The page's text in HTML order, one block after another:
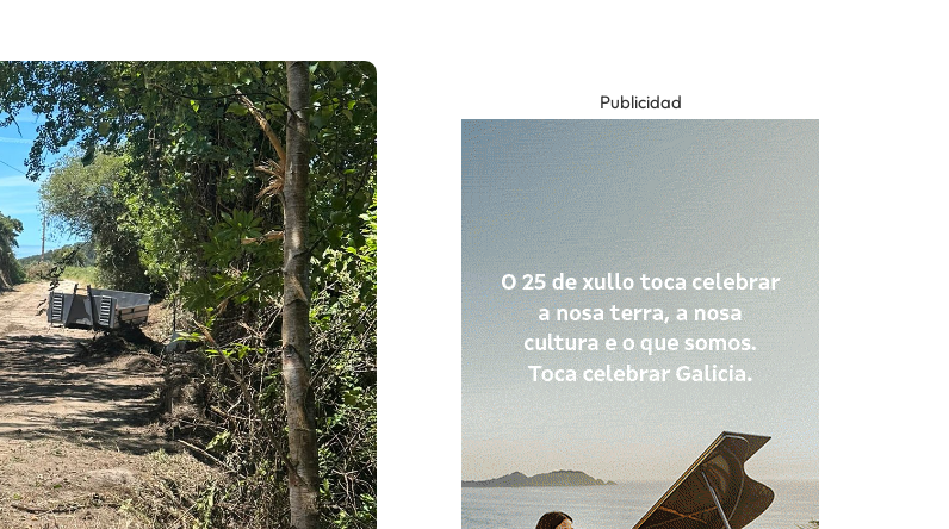
Publicidad